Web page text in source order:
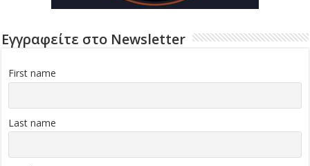
Εγγραφείτε στο Newsletter
First name
Last name